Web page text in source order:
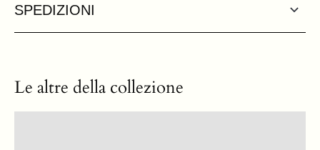
SPEDIZIONI
Le altre della collezione